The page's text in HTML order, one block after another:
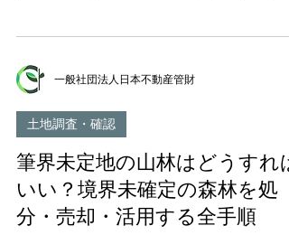
━━━━ 目 次
━━━━ 1. 相続土地国庫帰属制度とは？
【30秒でわかる要点まとめ】 2. なぜこの制
度ができたのか？【背景と目的】 3. 制度を
利用できるのはどんな人？【対象者の条件
4. 国に引き取ってもらえる土地・引き取
す。 国土交通省の調査によると、2050年ま
でに新たに最大47万ヘクタールの森林が「
有者不明」になると推計されています。と
わけ山林は、明治期の入会林野の共有登記
や、代を重ねるごとに相続人が増加する「
ずみ算式の共有化」により、共有者が数十
から数百人に及ぶケースも珍しくありませ
ん。 さらに2024年4月からは相続登記が義
一般社団法人日本不動産管財
土地調査・確認
筆界未定地の山林はどうすれば
いい？境界未確定の森林を処
分・売却・活用する全手順